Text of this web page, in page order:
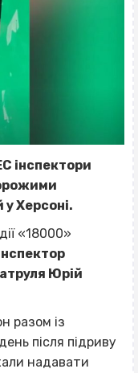
інспектори
Херсоні.
«18000»
Юрій
разом із
після підриву
надавати